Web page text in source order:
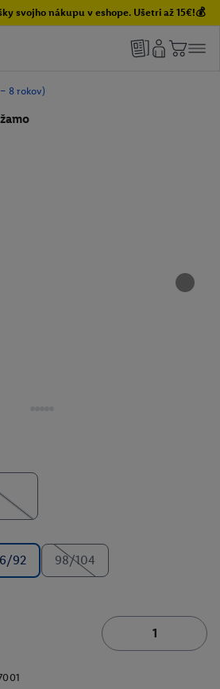
svojho nákupu v eshope. Ušetri až 15€!💰
8 rokov)
92 98/104